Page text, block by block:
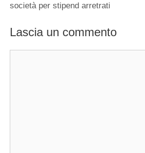
società per stipend arretrati
Lascia un commento